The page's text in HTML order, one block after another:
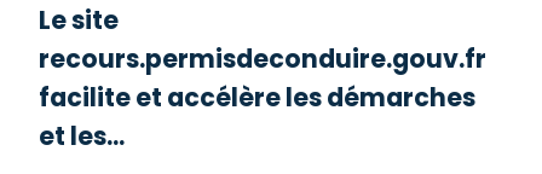
Le site
recours.permisdeconduire.gouv.fr
facilite et accélère les démarches
et les...